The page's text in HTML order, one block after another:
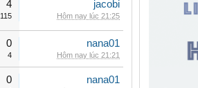
4
115
jacobi
Hôm nay lúc 21:25
0
4
nana01
Hôm nay lúc 21:21
0 nana01